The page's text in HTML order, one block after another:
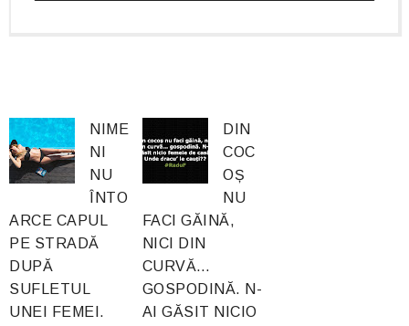
NIME
NI
NU
ÎNTO
ARCE CAPUL
PE STRADĂ
DUPĂ
SUFLETUL
UNEI FEMEI.
DIN
COC
OȘ
NU
FACI GĂINĂ,
NICI DIN
CURVĂ…
GOSPODINĂ. N-
AI GĂSIT NICIO